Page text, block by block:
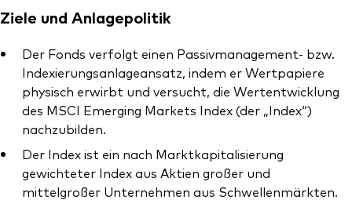
Ziele und Anlagepolitik
Der Fonds verfolgt einen Passivmanagement- bzw.
Indexierungsanlageansatz, indem er Wertpapiere
physisch erwirbt und versucht, die Wertentwicklung
des MSCI Emerging Markets Index (der „Index“)
nachzubilden.
Der Index ist ein nach Marktkapitalisierung
gewichteter Index aus Aktien großer und
mittelgroßer Unternehmen aus Schwellenmärkten.